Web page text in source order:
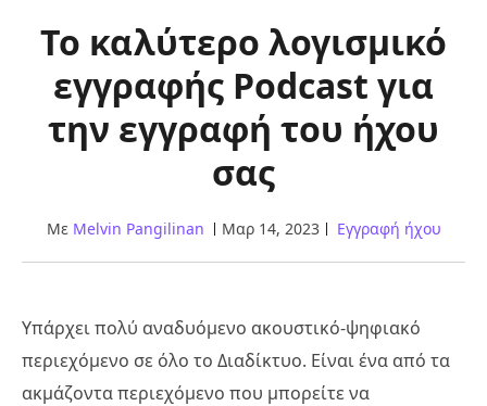
Το καλύτερο λογισμικό
εγγραφής Podcast για
την εγγραφή του ήχου
σας
Με Melvin Pangilinan Μαρ 14, 2023 Εγγραφή ήχου
Υπάρχει πολύ αναδυόμενο ακουστικό-ψηφιακό
περιεχόμενο σε όλο το Διαδίκτυο. Είναι ένα από τα
ακμάζοντα περιεχόμενο που μπορείτε να